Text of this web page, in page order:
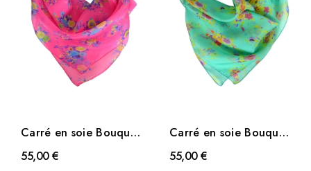
Carré en soie Bouquet
rose
55,00 €
Carré en soie Bouquet
turquoise
55,00 €